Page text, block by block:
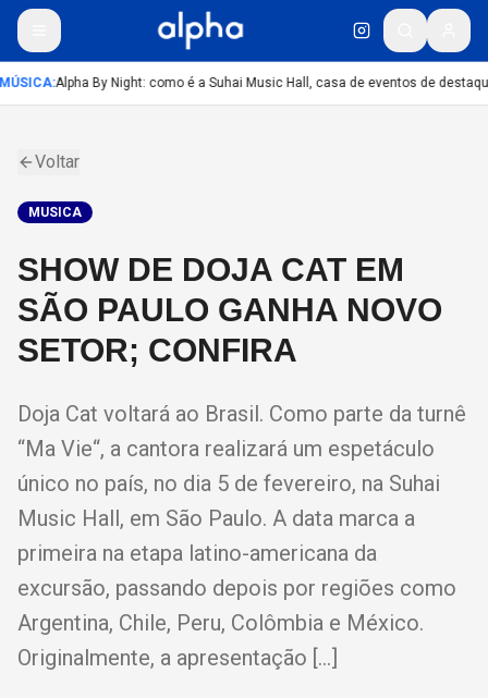
:Alpha By Night: como é a Suhai Music Hall, casa de eventos de
Voltar
MUSICA
SHOW DE DOJA CAT EM
SÃO PAULO GANHA NOVO
SETOR; CONFIRA
Doja Cat voltará ao Brasil. Como parte da turnê
“Ma Vie“, a cantora realizará um espetáculo
único no país, no dia 5 de fevereiro, na Suhai
Music Hall, em São Paulo. A data marca a
primeira na etapa latino-americana da
excursão, passando depois por regiões como
Argentina, Chile, Peru, Colômbia e México.
Originalmente, a apresentação […]